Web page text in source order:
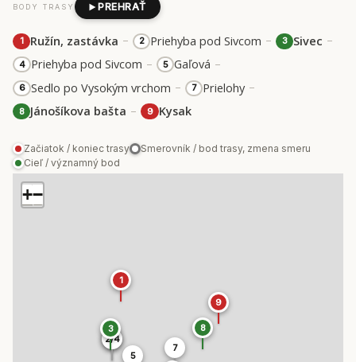
BODY TRASY PREHRAŤ
1 Ružín, zastávka – 2 Priehyba pod Sivcom – 3 Sivec –
4 Priehyba pod Sivcom – 5 Gaľová –
6 Sedlo po Vysokým vrchom – 7 Prielohy –
8 Jánošíkova bašta – 9 Kysak
Začiatok / koniec trasy
Smerovník / bod trasy, zmena smeru
Cieľ / významný bod
1
2/4
3
2/4
5
7
8
9
+−